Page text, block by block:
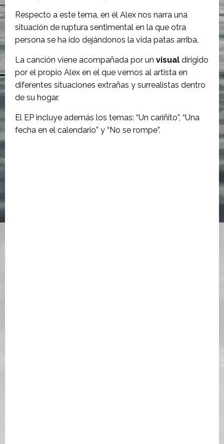
Respecto a este tema, en él Alex nos narra una
situación de ruptura sentimental en la que otra
persona se ha ido dejándonos la vida patas arriba.
La canción viene acompañada por un visual dirigido
por el propio Alex en el que vemos al artista en
diferentes situaciones extrañas y surrealistas dentro
de su hogar.
El EP incluye además los temas: “Un cariñito”, “Una
fecha en el calendario” y “No se rompe”.